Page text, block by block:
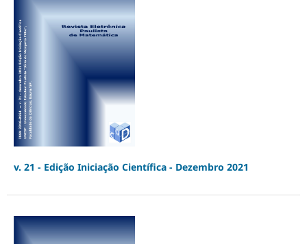
v. 21 - Edição Iniciação Científica - Dezembro 2021